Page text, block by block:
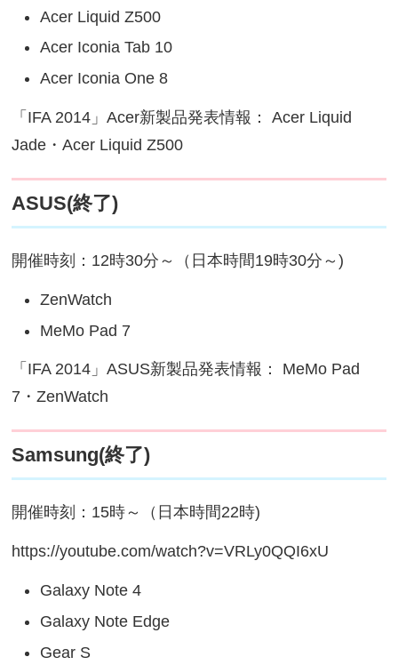
Acer Liquid Z500
Acer Iconia Tab 10
Acer Iconia One 8
「IFA 2014」Acer新製品発表情報： Acer Liquid
Jade・Acer Liquid Z500
ASUS(終了)
開催時刻：12時30分～（日本時間19時30分～)
ZenWatch
MeMo Pad 7
「IFA 2014」ASUS新製品発表情報： MeMo Pad
7・ZenWatch
Samsung(終了)
開催時刻：15時～（日本時間22時)
https://youtube.com/watch?v=VRLy0QQI6xU
Galaxy Note 4
Galaxy Note Edge
Gear S